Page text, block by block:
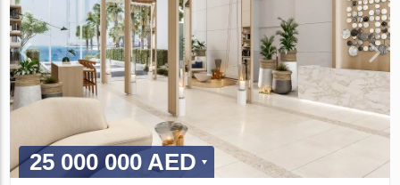
25 000 000 AED